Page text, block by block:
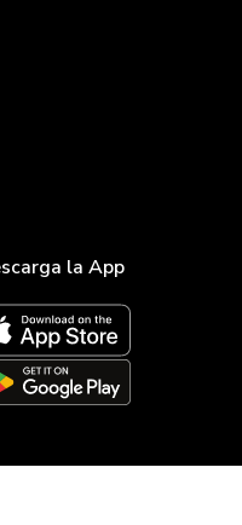
la App